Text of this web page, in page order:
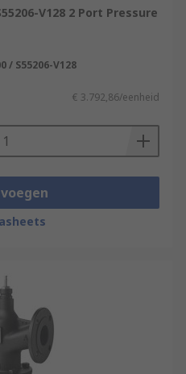
V128 2 Port Pressure
/ S55206-V128
€ 3.792,86/eenheid